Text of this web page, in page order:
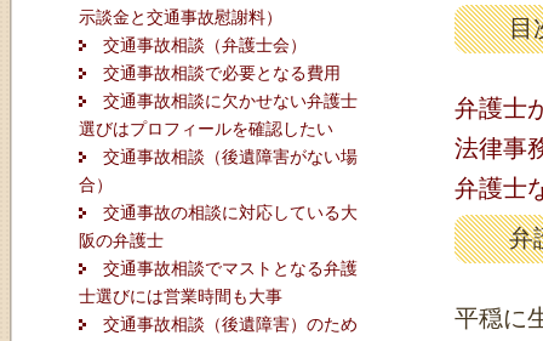
示談金と交通事故慰謝料）
交通事故相談（弁護士会）
交通事故相談で必要となる費用
交通事故相談に欠かせない弁護士
選びはプロフィールを確認したい
交通事故相談（後遺障害がない場
合）
交通事故の相談に対応している大
阪の弁護士
交通事故相談でマストとなる弁護
士選びには営業時間も大事
交通事故相談（後遺障害）のため
目
弁護士
法律事
弁護士
弁
平穏に